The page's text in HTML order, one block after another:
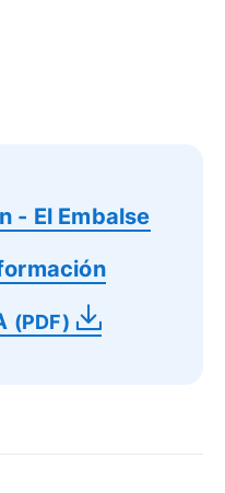
- El Embalse
(PDF)